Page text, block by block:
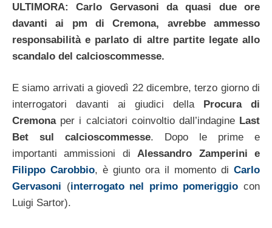
ULTIMORA: Carlo Gervasoni da quasi due ore
davanti ai pm di Cremona, avrebbe ammesso
responsabilità e parlato di altre partite legate allo
scandalo del calcioscommesse.
E siamo arrivati a giovedì 22 dicembre, terzo giorno di
interrogatori davanti ai giudici della
Procura di
Cremonaper i calciatori coinvoltio dall’indagine Last
Bet sul calcioscommesse. Dopo le prime e
importanti ammissioni diAlessandro Zamperini e
Filippo Carobbio, è giunto ora il momento di Carlo
Gervasoni (interrogato nel primo pomeriggio con
Luigi Sartor).